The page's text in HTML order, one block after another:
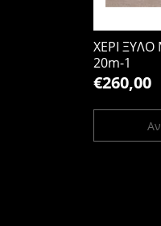
ΧΕΡΙ
20m-1
€260,00